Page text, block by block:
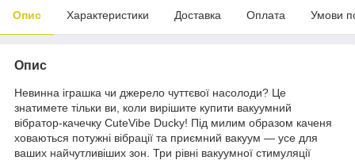
Опис Характеристики Доставка Оплата Умови
Опис
Невинна іграшка чи джерело чуттєвої насолоди? Це
знатимете тільки ви, коли вирішите купити вакуумний
вібратор-качечку CuteVibe Ducky! Під милим образом каченя
ховаються потужні вібрації та приємний вакуум — усе для
ваших найчутливіших зон. Три рівні вакуумної стимуляції